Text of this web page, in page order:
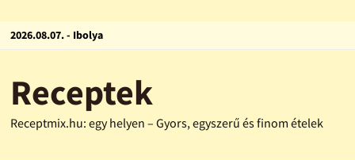
2026.08.07. - Ibolya
Receptek
Receptmix.hu: egy helyen – Gyors, egyszerű és finom ételek